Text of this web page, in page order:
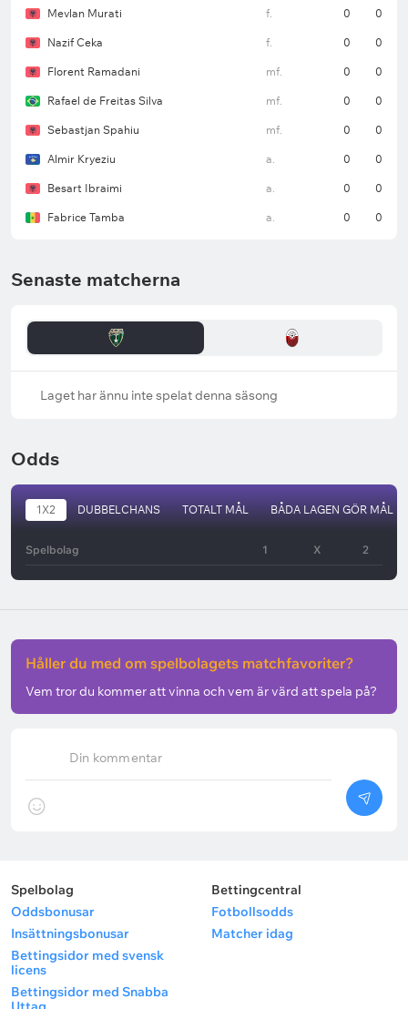
Mevlan Murati f. 0 0
Nazif Ceka f. 0 0
Florent Ramadani mf. 0 0
Rafael de Freitas Silva mf. 0 0
Sebastjan Spahiu mf. 0 0
Almir Kryeziu a. 0 0
Besart Ibraimi a. 0 0
Fabrice Tamba a. 0 0
Senaste matcherna
Laget har ännu inte spelat denna säsong
Odds
1X2 DUBBELCHANS TOTALT MÅL BÅDA LAGEN GÖR MÅL
Spelbolag 1 X 2
Din kommentar
Håller du med om spelbolagets matchfavoriter?
Vem tror du kommer att vinna och vem är värd att spela på?
Spelbolag
Oddsbonusar
Insättningsbonusar
Bettingsidor med svensk
licens
Bettingsidor med Snabba
Bettingcentral
Fotbollsodds
Matcher idag